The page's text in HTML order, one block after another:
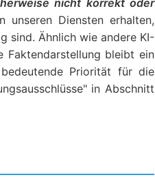
Diensten erhalten,
sind. Ähnlich wie andere KI-
Faktendarstellung bleibt ein
Priorität für die
in Abschnitt